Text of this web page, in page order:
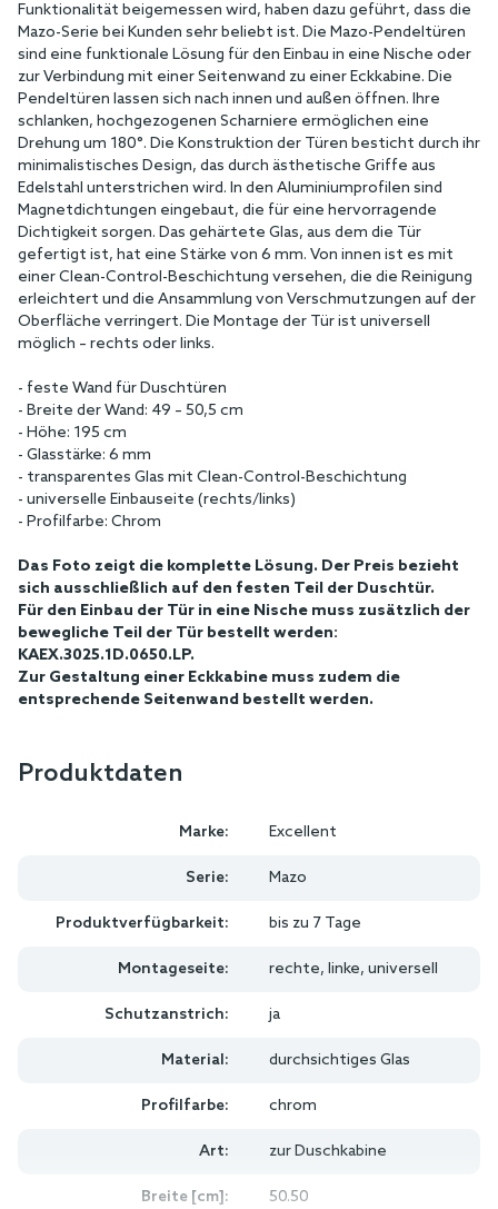
Funktionalität beigemessen wird, haben dazu geführt, dass die
Mazo-Serie bei Kunden sehr beliebt ist. Die Mazo-Pendeltüren
sind eine funktionale Lösung für den Einbau in eine Nische oder
zur Verbindung mit einer Seitenwand zu einer Eckkabine. Die
Pendeltüren lassen sich nach innen und außen öffnen. Ihre
schlanken, hochgezogenen Scharniere ermöglichen eine
Drehung um 180°. Die Konstruktion der Türen besticht durch ihr
minimalistisches Design, das durch ästhetische Griffe aus
Edelstahl unterstrichen wird. In den Aluminiumprofilen sind
Magnetdichtungen eingebaut, die für eine hervorragende
Dichtigkeit sorgen. Das gehärtete Glas, aus dem die Tür
gefertigt ist, hat eine Stärke von 6 mm. Von innen ist es mit
einer Clean-Control-Beschichtung versehen, die die Reinigung
erleichtert und die Ansammlung von Verschmutzungen auf der
Oberfläche verringert. Die Montage der Tür ist universell
möglich – rechts oder links.
- feste Wand für Duschtüren
- Breite der Wand: 49 – 50,5 cm
- Höhe: 195 cm
- Glasstärke: 6 mm
- transparentes Glas mit Clean-Control-Beschichtung
- universelle Einbauseite (rechts/links)
- Profilfarbe: Chrom
Das Foto zeigt die komplette Lösung. Der Preis bezieht
sich ausschließlich auf den festen Teil der Duschtür.
Für den Einbau der Tür in eine Nische muss zusätzlich der
bewegliche Teil der Tür bestellt werden:
KAEX.3025.1D.0650.LP.
Zur Gestaltung einer Eckkabine muss zudem die
entsprechende Seitenwand bestellt werden.
Produktdaten
Marke: Excellent
Serie: Mazo
Produktverfügbarkeit: bis zu 7 Tage
Montageseite: rechte, linke, universell
Schutzanstrich: ja
Material: durchsichtiges Glas
Profilfarbe: chrom
Art: zur Duschkabine
Breite [cm]: 50.50